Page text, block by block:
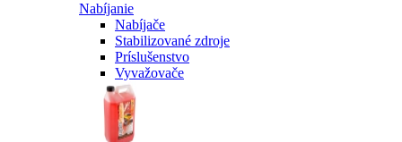
Nabíjanie
Nabíjače
Stabilizované zdroje
Príslušenstvo
Vyvažovače